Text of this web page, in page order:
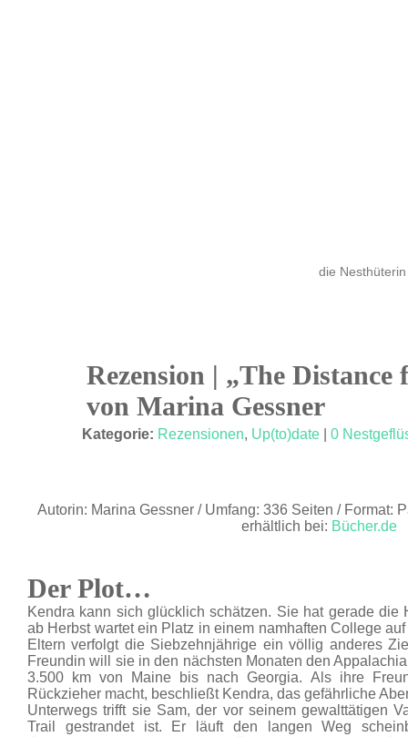
die Nesthüterin
Rezension | „The Distance
von Marina Gessner
Kategorie: Rezensionen, Up(to)date 0
Autorin: Marina Gessner / Umfang: 336 Seiten / Format:
erhältlich bei: Bücher.de
Der Plot…
Kendra kann sich glücklich schätzen. Sie hat gerade die
ab Herbst wartet ein Platz in einem namhaften College
Eltern verfolgt die Siebzehnjährige ein völlig anderes
Freundin will sie in den nächsten Monaten den
3.500 km von Maine bis nach Georgia. Als ihre
Rückzieher macht, beschließt Kendra, das gefährliche
Unterwegs trifft sie Sam, der vor seinem gewalttätigen
Trail gestrandet ist. Er läuft den langen Weg